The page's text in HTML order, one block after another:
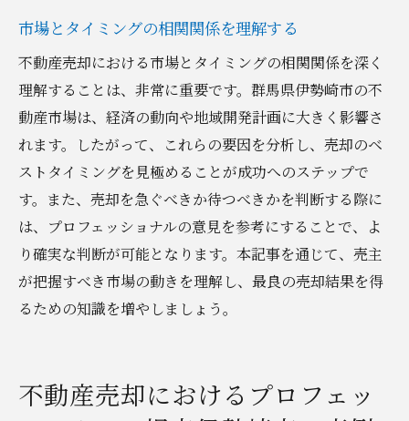
市場とタイミングの相関関係を理解する
不動産売却における市場とタイミングの相関関係を深く
理解することは、非常に重要です。群馬県伊勢崎市の不
動産市場は、経済の動向や地域開発計画に大きく影響さ
れます。したがって、これらの要因を分析し、売却のベ
ストタイミングを見極めることが成功へのステップで
す。また、売却を急ぐべきか待つべきかを判断する際に
は、プロフェッショナルの意見を参考にすることで、よ
り確実な判断が可能となります。本記事を通じて、売主
が把握すべき市場の動きを理解し、最良の売却結果を得
るための知識を増やしましょう。
不動産売却におけるプロフェッ